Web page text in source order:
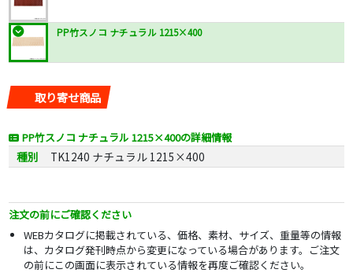
PP竹スノコ ナチュラル 1215×400
取り寄せ商品
PP竹スノコ ナチュラル 1215×400の詳細情報
種別 TK1240 ナチュラル 1215×400
注文の前にご確認ください
WEBカタログに掲載されている、価格、素材、サイズ、重量等の情報
は、カタログ発刊時点から変更になっている場合があります。ご注文
の前にこの画面に表示されている情報を再度ご確認ください。